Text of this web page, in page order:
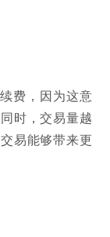
费，因为这意
时，交易量越
易能够带来更